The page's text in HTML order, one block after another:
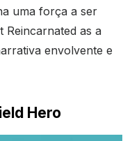
uma força a ser
Reincarnated as a
envolvente e
Hero